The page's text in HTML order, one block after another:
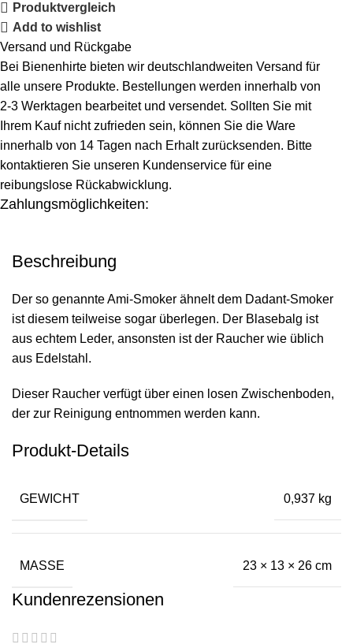
Produktvergleich
Add to wishlist
Versand und Rückgabe
Bei Bienenhirte bieten wir deutschlandweiten Versand für
alle unsere Produkte. Bestellungen werden innerhalb von
2-3 Werktagen bearbeitet und versendet. Sollten Sie mit
Ihrem Kauf nicht zufrieden sein, können Sie die Ware
innerhalb von 14 Tagen nach Erhalt zurücksenden. Bitte
kontaktieren Sie unseren Kundenservice für eine
reibungslose Rückabwicklung.
Zahlungsmöglichkeiten:
Beschreibung
Der so genannte Ami-Smoker ähnelt dem Dadant-Smoker
ist diesem teilweise sogar überlegen. Der Blasebalg ist
aus echtem Leder, ansonsten ist der Raucher wie üblich
aus Edelstahl.
Dieser Raucher verfügt über einen losen Zwischenboden,
der zur Reinigung entnommen werden kann.
Produkt-Details
GEWICHT 0,937 kg
MASSE 23 × 13 × 26 cm
Kundenrezensionen